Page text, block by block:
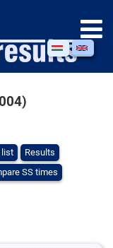
list
Results
SS times